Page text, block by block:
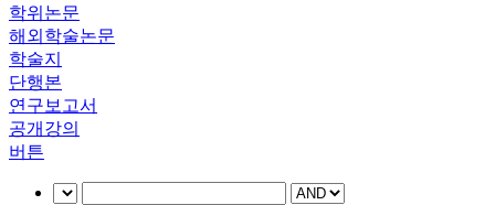
학위논문
해외학술논문
학술지
단행본
연구보고서
공개강의
버튼